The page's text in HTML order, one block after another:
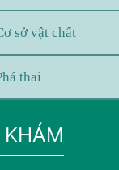
sở vật chất
thai